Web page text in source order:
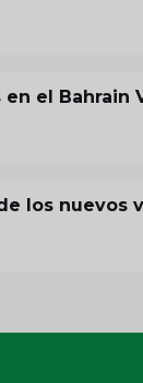
el Bahrain
los